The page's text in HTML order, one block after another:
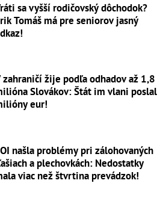
sa vyšší rodičovský dôchodok?
Tomáš má pre seniorov jasný
zahraničí žije podľa odhadov až 1,8
Slovákov: Štát im vlani poslal
eur!
našla problémy pri zálohovaných
a plechovkách: Nedostatky
viac než štvrtina prevádzok!